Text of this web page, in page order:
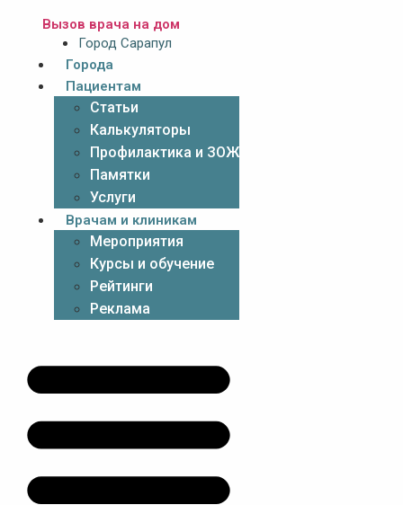
Вызов врача на дом
Город Сарапул
Города
Пациентам
Статьи
Калькуляторы
Профилактика и ЗОЖ
Памятки
Услуги
Врачам и клиникам
Мероприятия
Курсы и обучение
Рейтинги
Реклама